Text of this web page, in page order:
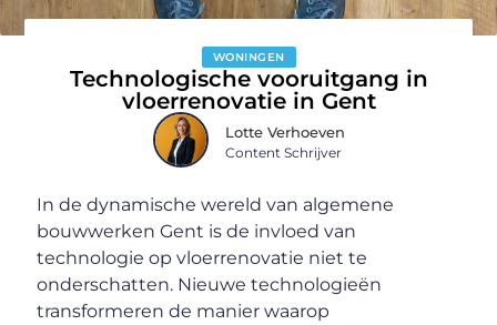
WONINGEN
Technologische vooruitgang in
vloerrenovatie in Gent
Lotte Verhoeven
Content Schrijver
In de dynamische wereld van algemene
bouwwerken Gent is de invloed van
technologie op vloerrenovatie niet te
onderschatten. Nieuwe technologieën
transformeren de manier waarop